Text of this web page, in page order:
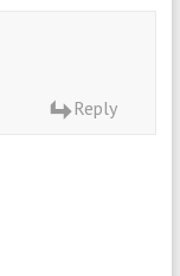
Reply